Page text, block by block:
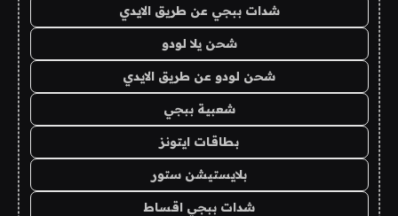
شدات ببجي عن طريق الايدي
شحن يلا لودو
شحن لودو عن طريق الايدي
شعبية ببجي
بطاقات ايتونز
بلايستيشن ستور
شدات ببجي اقساط